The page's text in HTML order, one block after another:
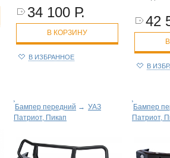
34 100 Р.
В КОРЗИНУ
В ИЗБРАННОЕ
42
В
Бампер передний → УАЗ
Патриот, Пикап
Бампер
Патриот,